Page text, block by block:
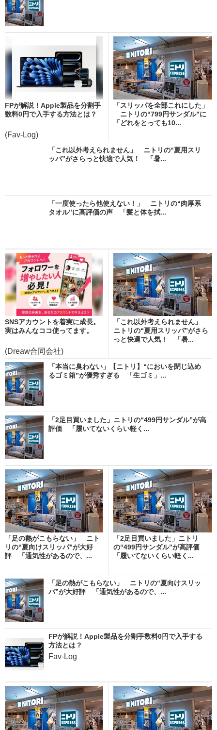
FPが解説！Apple製品を分割手
数料0円で入手する方法とは？
(Fav-Log)
「スリッパを全部これにした」
ニトリの“799円サンダル”に
「どれをとっても10...
「これ以外考えられません」 ニトリの“夏用スリ
ッパ”がさらっと快適で人気！ 「暑...
「一度使ったら他使えない！」 ニトリの“肉厚系
タオル”に高評価の声 「髪と体を拭...
SNSアカウントを着実に成長。
実はみんなココ使ってます。
(Dreaw合同会社)
「これ以外考えられません」
ニトリの“夏用スリッパ”がさら
っと快適で人気！ 「暑...
「本当に臭わない」【ニトリ】“においを閉じ込め
るゴミ箱”が優秀すぎる 「生ゴミ」...
「2足目買いました」ニトリの“499円サンダル”が高
評価 「履いてないくらい軽く...
「足の熱がこもらない」 ニト
リの“夏向けスリッパ”が大好
評 「通気性があるので、...
「2足目買いました」ニトリ
の“499円サンダル”が高評価
「履いてないくらい軽く...
「足の熱がこもらない」 ニトリの“夏向けスリッ
パ”が大好評 「通気性があるので、...
FPが解説！Apple製品を分割手数料0円で入手する
方法とは？
Fav-Log